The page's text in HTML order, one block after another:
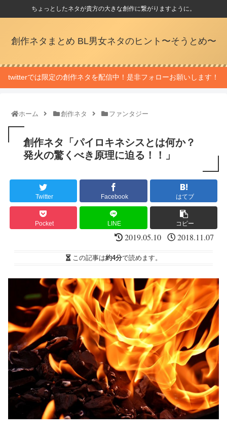
ちょっとしたネタが貴方の大きな創作に繋がりますように。
創作ネタまとめ BL男女ネタのヒント〜そうとめ〜
twitterでは限定の創作ネタを配信中！是非フォローお願いします！
ホーム 創作ネタ ファンタジー
創作ネタ「パイロキネシスとは何か？
発火の驚くべき原理に迫る！！」
Twitter Facebook はてブ
Pocket LINE コピー
2019.05.10 2018.11.07
この記事は約4分で読めます。